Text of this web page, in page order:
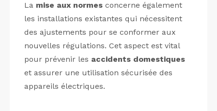
La mise aux normes concerne également
les installations existantes qui nécessitent
des ajustements pour se conformer aux
nouvelles régulations. Cet aspect est vital
pour prévenir les accidents domestiques
et assurer une utilisation sécurisée des
appareils électriques.